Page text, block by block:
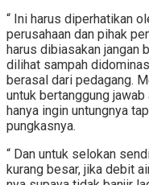
“ Ini harus diperhatikan
perusahaan dan pihak
harus dibiasakan jangan
dilihat sampah
berasal dari pedagang.
untuk bertanggung
hanya ingin untungnya
pungkasnya.
“ Dan untuk selokan
kurang besar, jika debit